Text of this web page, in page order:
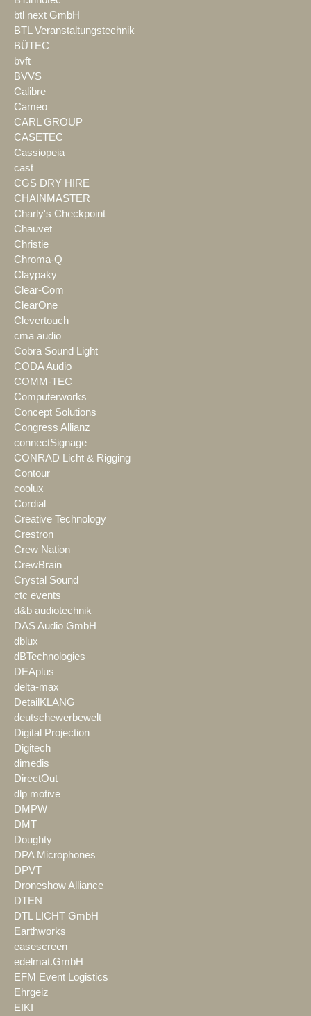
btl next GmbH
BTL Veranstaltungstechnik
BÜTEC
bvft
BVVS
Calibre
Cameo
CARL GROUP
CASETEC
Cassiopeia
cast
CGS DRY HIRE
CHAINMASTER
Charly's Checkpoint
Chauvet
Christie
Chroma-Q
Claypaky
Clear-Com
ClearOne
Clevertouch
cma audio
Cobra Sound Light
CODA Audio
COMM-TEC
Computerworks
Concept Solutions
Congress Allianz
connectSignage
CONRAD Licht & Rigging
Contour
coolux
Cordial
Creative Technology
Crestron
Crew Nation
CrewBrain
Crystal Sound
ctc events
d&b audiotechnik
DAS Audio GmbH
dblux
dBTechnologies
DEAplus
delta-max
DetailKLANG
deutschewerbewelt
Digital Projection
Digitech
dimedis
DirectOut
dlp motive
DMPW
DMT
Doughty
DPA Microphones
DPVT
Droneshow Alliance
DTEN
DTL LICHT GmbH
Earthworks
easescreen
edelmat.GmbH
EFM Event Logistics
Ehrgeiz
EIKI